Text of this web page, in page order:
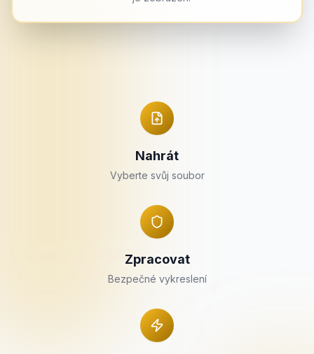
Nahrát
Vyberte svůj soubor
Zpracovat
Bezpečné vykreslení